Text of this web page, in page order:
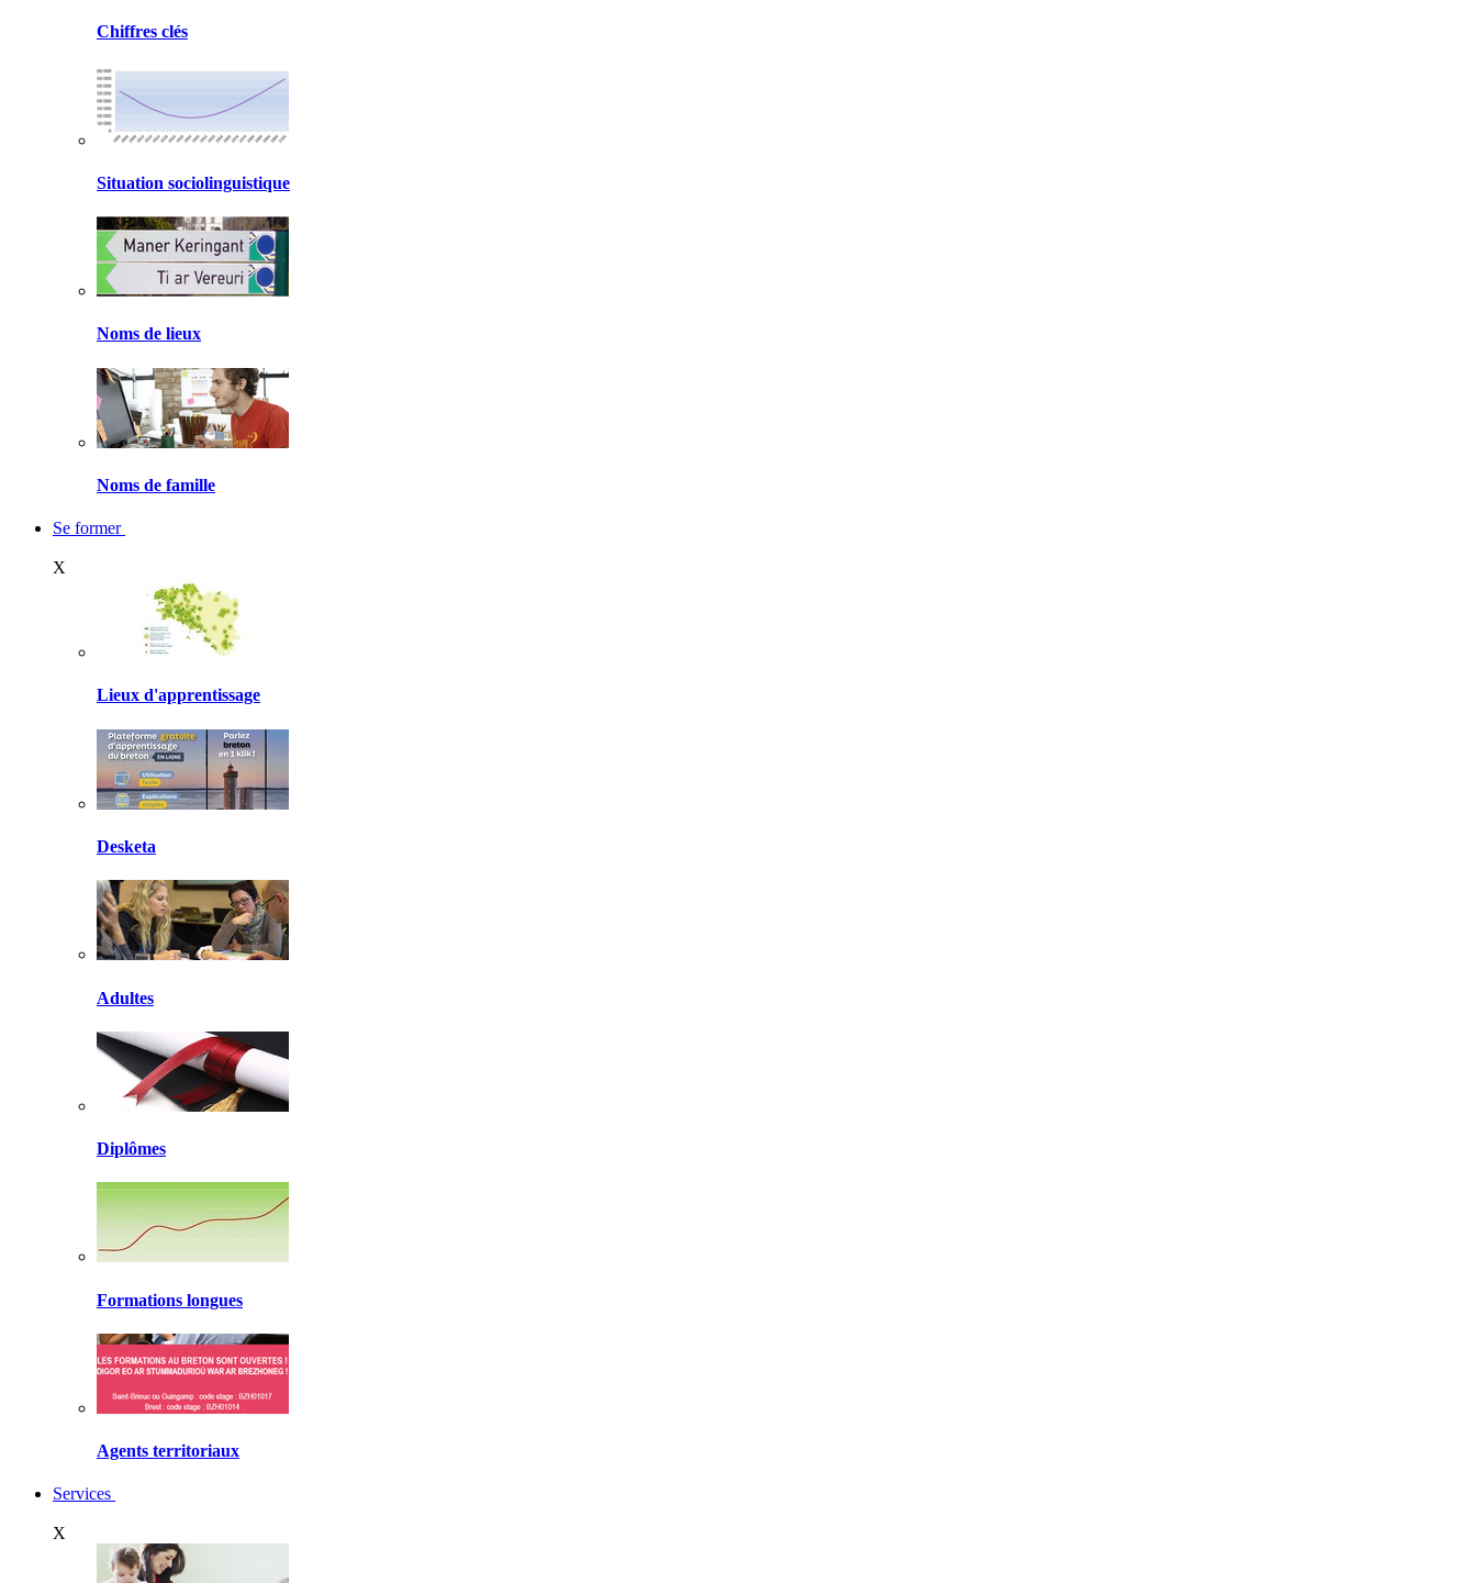
Chiffres clés
Situation sociolinguistique
Noms de lieux
Noms de famille
Se former
X
Lieux d'apprentissage
Desketa
Adultes
Diplômes
Formations longues
Agents territoriaux
Services
X